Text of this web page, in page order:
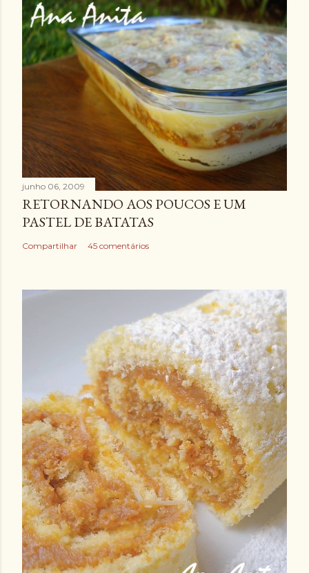
junho 06, 2009
RETORNANDO AOS POUCOS E UM
PASTEL DE BATATAS
Compartilhar 45 comentários